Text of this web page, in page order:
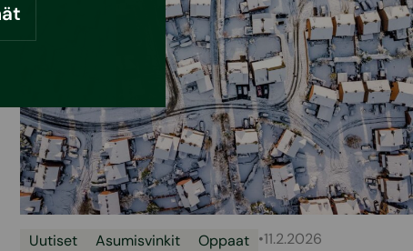
Uutiset Asumisvinkit Oppaat •11.2.2026